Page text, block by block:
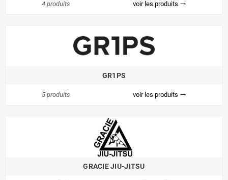
4 produits voir les produits trending_flat
GR1PS
5 produits voir les produits trending_flat
GRACIE JIU-JITSU